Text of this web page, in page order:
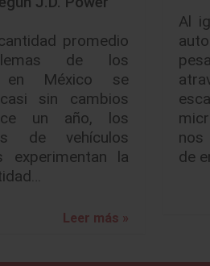
promedio
de los
en México se
sin cambios
un año, los
de vehículos
experimentan la
Leer más »
Al
nos
de